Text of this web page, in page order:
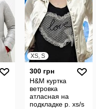
XS, S
300 грн
H&M куртка
ветровка
атласная на
подкладке р. xs/s